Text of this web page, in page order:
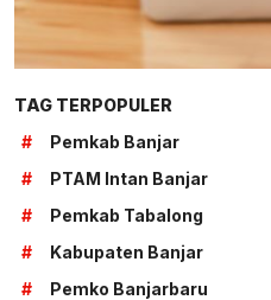
TAG TERPOPULER
#
Pemkab Banjar
#
PTAM Intan Banjar
#
Pemkab Tabalong
#
Kabupaten Banjar
#
Pemko Banjarbaru